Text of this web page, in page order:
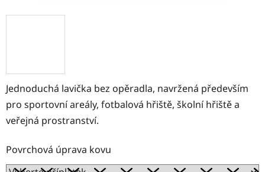
Jednoduchá lavička bez opěradla, navržená především
pro sportovní areály, fotbalová hřiště, školní hřiště a
veřejná prostranství.
Povrchová úprava kovu